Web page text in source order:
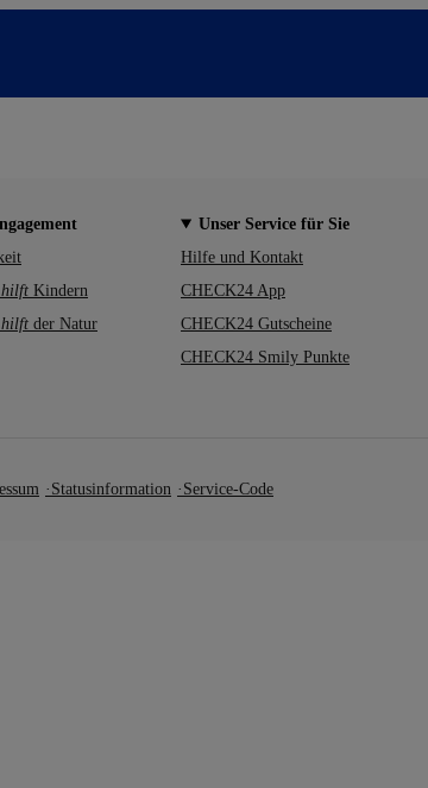
hilft Kindern
hilft der Natur
Unser Service für Sie
Hilfe und Kontakt
CHECK24 App
CHECK24 Gutscheine
CHECK24 Smily Punkte
Statusinformation Service-Code